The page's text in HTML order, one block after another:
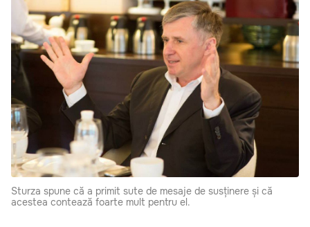
Sturza spune că a primit sute de mesaje de susținere și că
acestea contează foarte mult pentru el.